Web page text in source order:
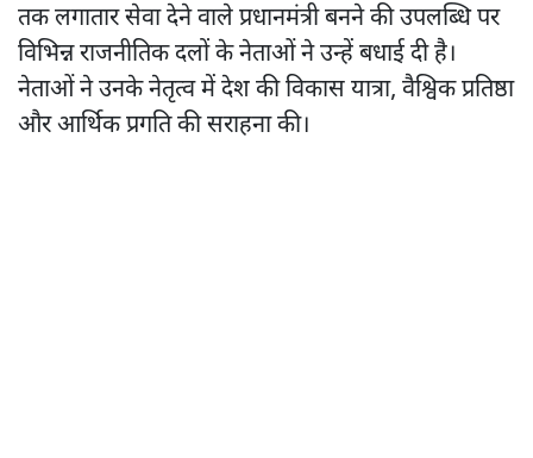
तक लगातार सेवा देने वाले प्रधानमंत्री बनने की उपलब्धि पर
विभिन्न राजनीतिक दलों के नेताओं ने उन्हें बधाई दी है।
नेताओं ने उनके नेतृत्व में देश की विकास यात्रा, वैश्विक प्रतिष्ठा
और आर्थिक प्रगति की सराहना की।